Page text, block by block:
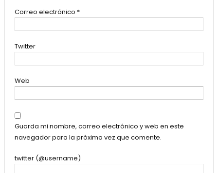
Correo electrónico *
Twitter
Web
Guarda mi nombre, correo electrónico y web en este
navegador para la próxima vez que comente.
twitter (@username)